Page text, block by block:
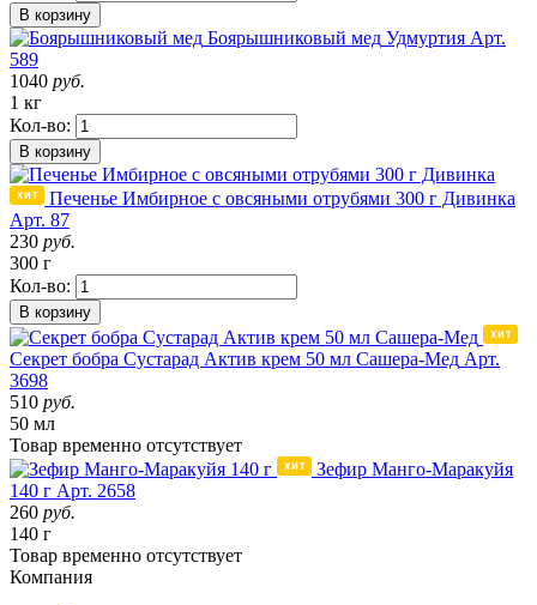
В корзину
Боярышниковый мед Удмуртия Арт.
589
1040 руб.
1 кг
Кол-во:
В корзину
Печенье Имбирное с овсяными отрубями 300 г Дивинка
Арт. 87
230 руб.
300 г
Кол-во:
В корзину
Секрет бобра Сустарад Актив крем 50 мл Сашера-Мед Арт.
3698
510 руб.
50 мл
Товар временно отсутствует
Зефир Манго-Маракуйя
140 г Арт. 2658
260 руб.
140 г
Товар временно отсутствует
Компания